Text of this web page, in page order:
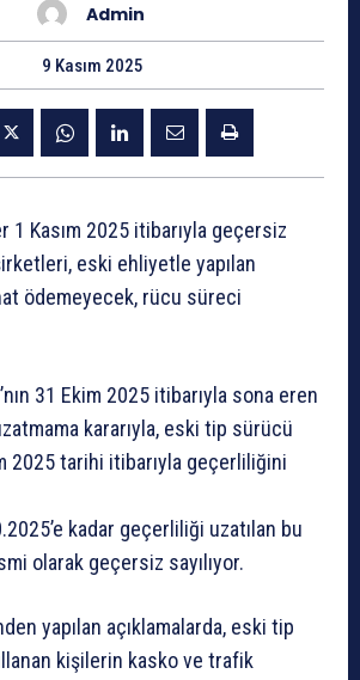
Admin
9 Kasım 2025
1 Kasım 2025 itibarıyla geçersiz
eski ehliyetle yapılan
ödemeyecek, rücu süreci
31 Ekim 2025 itibarıyla sona eren
kararıyla, eski tip sürücü
2025 tarihi itibarıyla geçerliliğini
kadar geçerliliği uzatılan bu
olarak geçersiz sayılıyor.
yapılan açıklamalarda, eski tip
kişilerin kasko ve trafik